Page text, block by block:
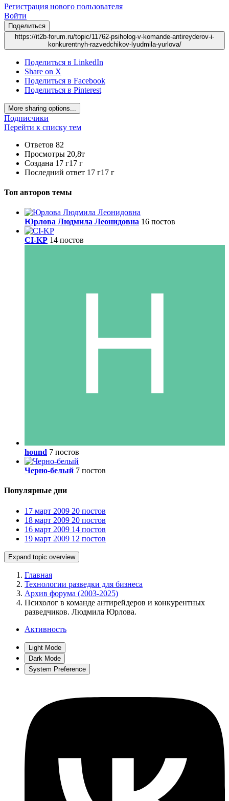
Регистрация нового пользователя
Войти
Поделиться
https://it2b-forum.ru/topic/11762-psiholog-v-komande-antireyderov-i-
konkurentnyh-razvedchikov-lyudmila-yurlova/
Поделиться в LinkedIn
Share on X
Поделиться в Facebook
Поделиться в Pinterest
More sharing options...
Подписчики
Перейти к списку тем
Ответов 82
Просмотры 20,8т
Создана 17 г17 г
Последний ответ 17 г17 г
Топ авторов темы
Юрлова Людмила Леонидовна 16 постов
CI-KP 14 постов
hound 7 постов
Черно-белый 7 постов
Популярные дни
17 март 2009 20 постов
18 март 2009 20 постов
16 март 2009 14 постов
19 март 2009 12 постов
Expand topic overview
Главная
Технологии разведки для бизнеса
Архив форума (2003-2025)
Психолог в команде антирейдеров и конкурентных
разведчиков. Людмила Юрлова.
Активность
Light Mode
Dark Mode
System Preference